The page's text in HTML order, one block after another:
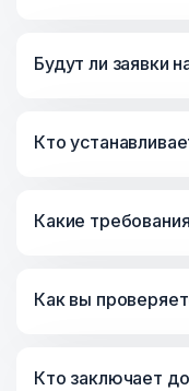
Будут ли заявки
Кто
Какие
Как вы
Кто заключает